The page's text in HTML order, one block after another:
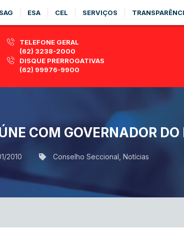
ESA CEL SERVIÇOS
TELEFONE GERAL
(62) 3238-2000
DISQUE PRERROGATIVAS
(62) 99976-9900
COM GOVERNADOR DO
2010 Conselho Seccional Notícias